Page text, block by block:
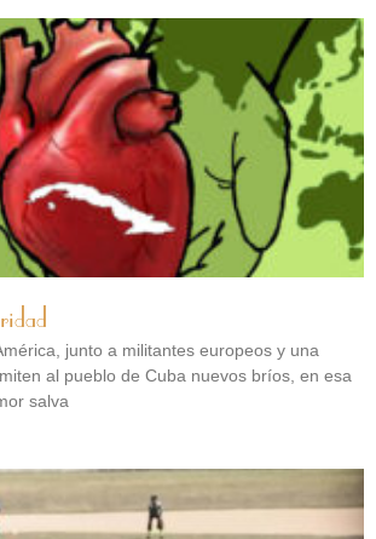
junto a militantes europeos y una
al pueblo de Cuba nuevos bríos, en esa
salva